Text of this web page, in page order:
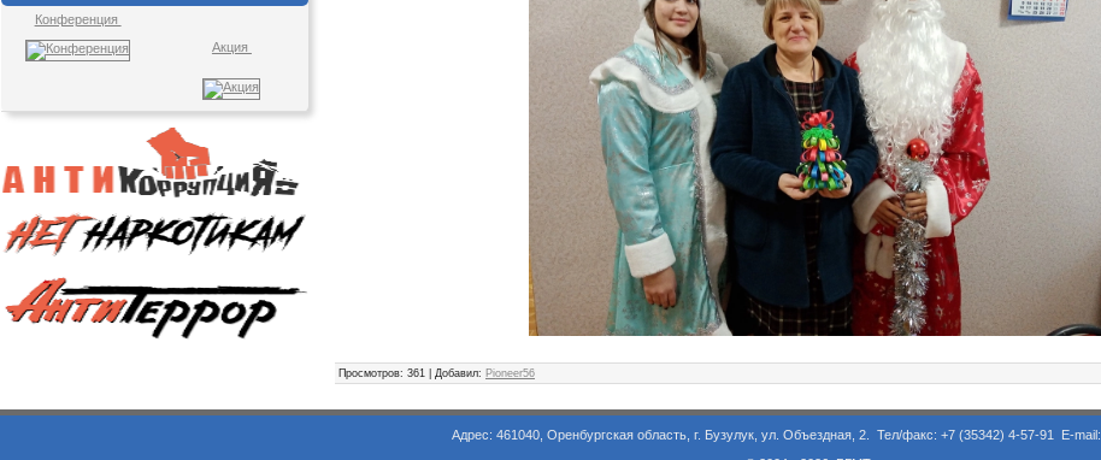
Конференция
Акция
Просмотров: 361 | Добавил: Pioneer56
Адрес: 461040, Оренбургская область, г. Бузулук, ул. Объездная, 2. Тел/факс: +7 (35342) 4-57-91 E-mail: